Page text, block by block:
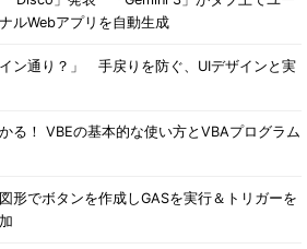
ルWebアプリを自動生成
イン通り？」 手戻りを防ぐ、UIデザインと実
る！ VBEの基本的な使い方とVBAプログラム
形でボタンを作成しGASを実行＆トリガーを